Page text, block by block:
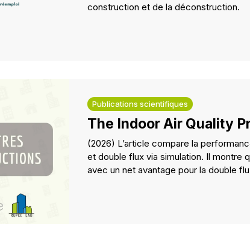
construction et de la déconstruction.
Publications scientifiques
The Indoor Air Quality
(2026) L’article compare la
et double flux via simulation. Il montre
avec un net avantage pour la double